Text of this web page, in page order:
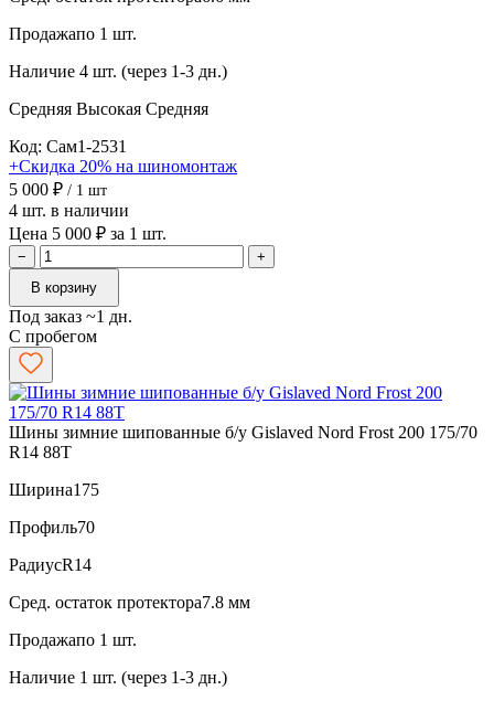
Продажапо 1 шт.
Наличие 4 шт. (через 1-3 дн.)
Средняя Высокая Средняя
Код: Сам1-2531
+Скидка 20% на шиномонтаж
5 000 ₽ / 1 шт
4 шт. в наличии
Цена 5 000 ₽ за 1 шт.
−
+
В корзину
Под заказ ~1 дн.
С пробегом
Шины зимние шипованные б/у Gislaved Nord Frost 200 175/70
R14 88T
Ширина175
Профиль70
РадиусR14
Сред. остаток протектора7.8 мм
Продажапо 1 шт.
Наличие 1 шт. (через 1-3 дн.)